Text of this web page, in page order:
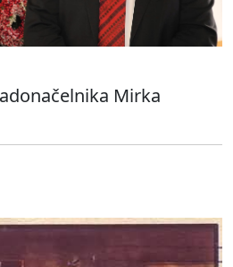
Mirka